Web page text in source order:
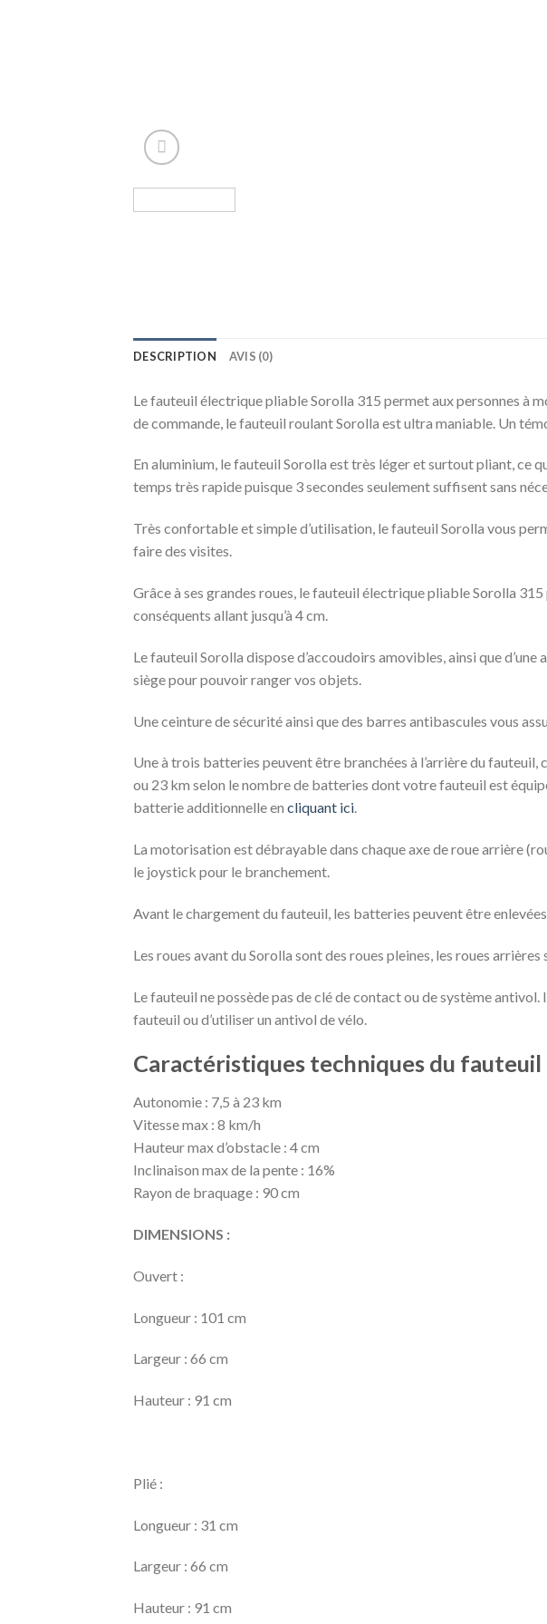
DESCRIPTION AVIS (0)
Le fauteuil électrique pliable Sorolla 315 permet aux personnes à
de commande, le fauteuil roulant Sorolla est ultra maniable. Un
En aluminium, le fauteuil Sorolla est très léger et surtout pliant, ce
temps très rapide puisque 3 secondes seulement suffisent sans
Très confortable et simple d’utilisation, le fauteuil Sorolla vous
faire des visites.
Grâce à ses grandes roues, le fauteuil électrique pliable Sorolla
conséquents allant jusqu’à 4 cm.
Le fauteuil Sorolla dispose d’accoudoirs amovibles, ainsi que
siège pour pouvoir ranger vos objets.
Une ceinture de sécurité ainsi que des barres antibascules vous
Une à trois batteries peuvent être branchées à l’arrière du fauteuil,
ou 23 km selon le nombre de batteries dont votre fauteuil est
batterie additionnelle en cliquant ici.
La motorisation est débrayable dans chaque axe de roue arrière
le joystick pour le branchement.
Avant le chargement du fauteuil, les batteries peuvent être
Les roues avant du Sorolla sont des roues pleines, les roues
Le fauteuil ne possède pas de clé de contact ou de système
fauteuil ou d’utiliser un antivol de vélo.
Caractéristiques techniques du
Autonomie : 7,5 à 23 km
Vitesse max : 8 km/h
Hauteur max d’obstacle : 4 cm
Inclinaison max de la pente : 16%
Rayon de braquage : 90 cm
DIMENSIONS :
Ouvert :
Longueur : 101 cm
Largeur : 66 cm
Hauteur : 91 cm
Plié :
Longueur : 31 cm
Largeur : 66 cm
Hauteur : 91 cm